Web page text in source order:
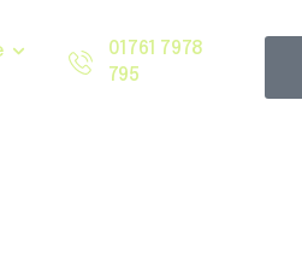
01761 7978
795